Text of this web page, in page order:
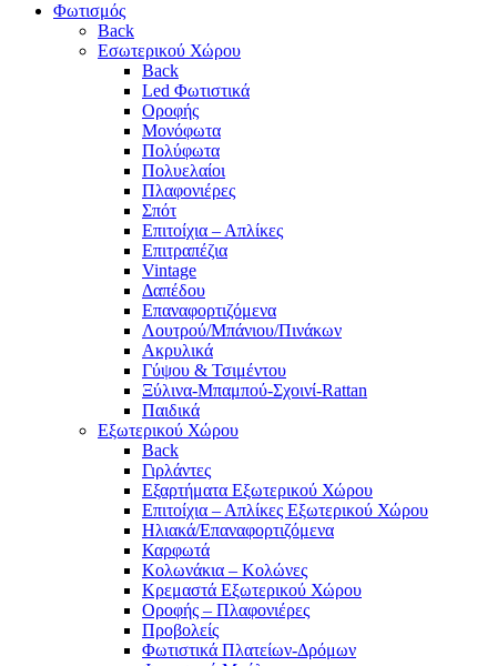
Φωτισμός
Back
Εσωτερικού Χώρου
Back
Led Φωτιστικά
Οροφής
Μονόφωτα
Πολύφωτα
Πολυελαίοι
Πλαφονιέρες
Σπότ
Επιτοίχια – Απλίκες
Επιτραπέζια
Vintage
Δαπέδου
Επαναφορτιζόμενα
Λουτρού/Μπάνιου/Πινάκων
Ακρυλικά
Γύψου & Τσιμέντου
Ξύλινα-Μπαμπού-Σχοινί-Rattan
Παιδικά
Εξωτερικού Χώρου
Back
Γιρλάντες
Εξαρτήματα Εξωτερικού Χώρου
Επιτοίχια – Απλίκες Εξωτερικού Χώρου
Ηλιακά/Επαναφορτιζόμενα
Καρφωτά
Κολωνάκια – Κολώνες
Κρεμαστά Εξωτερικού Χώρου
Οροφής – Πλαφονιέρες
Προβολείς
Φωτιστικά Πλατείων-Δρόμων